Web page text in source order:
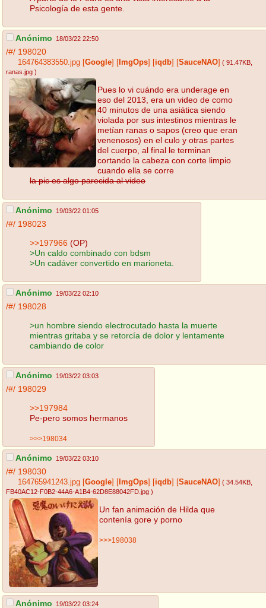
Psicología de esta gente.
Anónimo 18/03/22 22:50
/#/ 198020
164764383550.jpg Google ImgOps iqdb SauceNAO ( 91.47KB
ranas.jpg )
Pues lo vi cuándo era underage en
eso del 2013, era un video de como
40 minutos de una asiática siendo
violada por sus intestinos mientras le
metían ranas o sapos (creo que eran
venenosos) en el culo y otras partes
del cuerpo, al final le terminan
cortando la cabeza con corte limpio
cuando ella se corre
la pic es algo parecida al video
Anónimo 19/03/22 01:05
/#/ 198023
>>197966 (OP)
>Un caldo combinado con bdsm
>Un cadáver convertido en marioneta.
Anónimo 19/03/22 02:10
/#/ 198028
>un hombre siendo electrocutado hasta la muerte
mientras gritaba y se retorcía de dolor y lentamente
cambiando de color
Anónimo 19/03/22 03:03
/#/ 198029
>>197984
Pe-pero somos hermanos
>>>198034
Anónimo 19/03/22 03:10
/#/ 198030
164765941243.jpg Google ImgOps iqdb SauceNAO ( 34.54KB
FB40AC12-F0B2-44A6-A1B4-62D8E88042FD.jpg )
Un fan animación de Hilda que
contenía gore y porno
>>>198038
Anónimo 19/03/22 03:24